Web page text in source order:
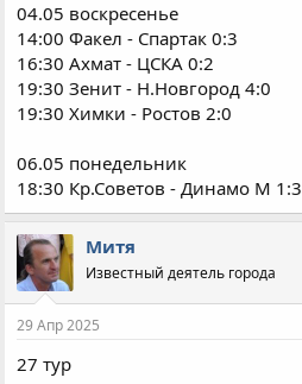
04.05 воскресенье
14:00 Факел - Спартак 0:3
16:30 Ахмат - ЦСКА 0:2
19:30 Зенит - Н.Новгород 4:0
19:30 Химки - Ростов 2:0
06.05 понедельник
18:30 Кр.Советов - Динамо М 1:3
Митя
Известный деятель города
29 Апр 2025
27 тур